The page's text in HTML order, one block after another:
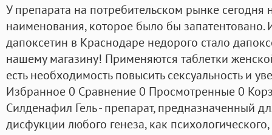
У препарата на потребительском рынке сегодня
наименования, которое было бы
дапоксетин в Краснодаре недорого стало
нашему магазину! Применяются таблетки
есть необходимость повысить сексуальность и
Избранное 0 Сравнение 0 Просмотренные 0
Силденафил Гель - препарат, предназначенный
дисфукции любого генеза, как